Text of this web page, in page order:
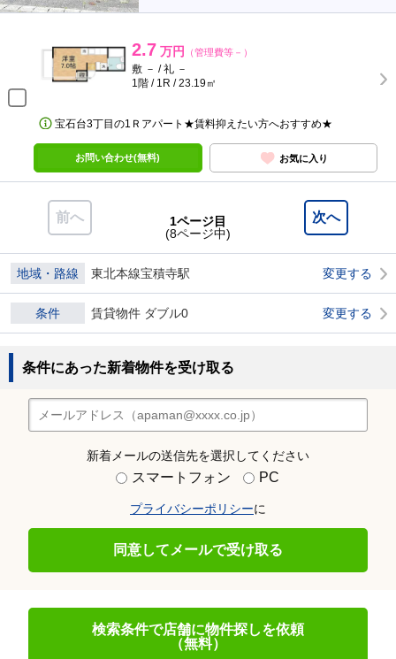
2.7 万円 （管理費等－）
敷 － / 礼 －
1階 / 1R / 23.19㎡
宝石台3丁目の1Ｒアパート★賃料抑えたい方へおすすめ★
お問い合わせ(無料) お気に入り
前へ 次へ
1ページ目
(8ページ中)
地域・路線 東北本線宝積寺駅 変更する
条件 賃貸物件 ダブル0 変更する
条件にあった新着物件を受け取る
新着メールの送信先を選択してください
スマートフォン PC
プライバシーポリシーに
同意してメールで受け取る
検索条件で店舗に物件探しを依頼
（無料）